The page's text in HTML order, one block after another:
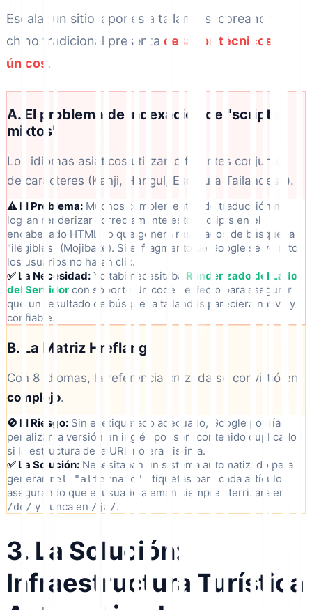
Escalar un sitio japonés a tailandés, coreano y
chino tradicional presenta desafíos técnicos
únicos .
A. El problema de indexación de "scripts
mixtos"
Los idiomas asiáticos utilizan diferentes conjuntos
de caracteres (Kanji, Hangul, Escritura Tailandesa).
⚠️ El Problema: Muchos complementos de traducción no
logran renderizar correctamente estos scripts en el
encabezado HTML, lo que genera resultados de búsqueda
"ilegibles" (Mojibake). Si el fragmento de Google se ve roto,
los usuarios no harán clic.
✅ La Necesidad: Yoitabi necesitaba Renderizado del Lado
del Servidor con soporte Unicode perfecto para asegurar
que un resultado de búsqueda tailandés pareciera nativo y
confiable.
B. La Matriz Hreflang
Con 8 idiomas, la referencia cruzada se convirtió en
complejo.
🚫 El Riesgo: Sin el etiquetado adecuado, Google podría
penalizar la versión en inglés por ser "contenido duplicado"
si la estructura de la URL no era distinta.
✅ La Solución: Necesitaban un sistema automatizado para
generar rel="alternate"
etiquetas para cada artículo,
asegurando que el usuario alemán siempre aterrizara en
/de/ y nunca en /ja/.
3. La Solución:
Infraestructura Turística